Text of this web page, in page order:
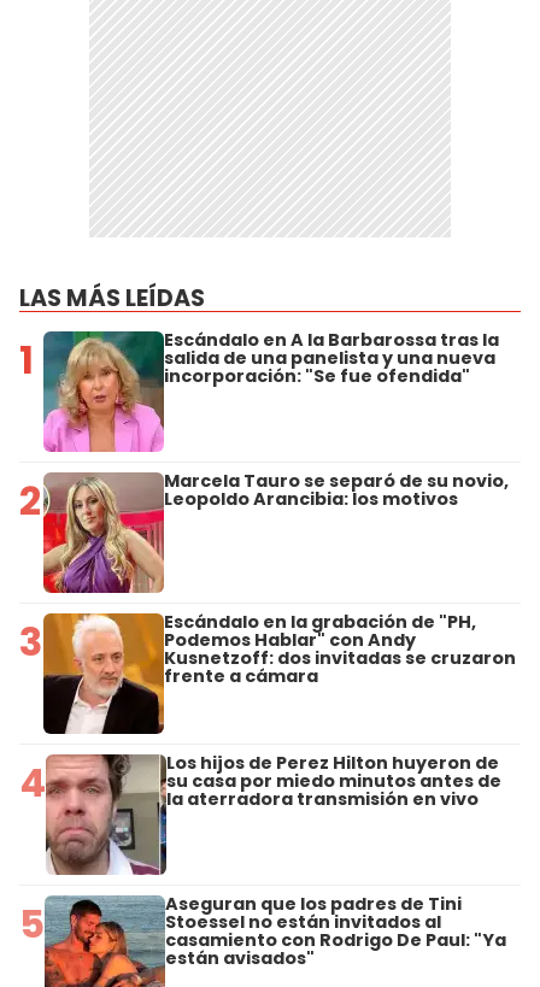
LAS MÁS LEÍDAS
1 Escándalo en A la Barbarossa tras la
salida de una panelista y una nueva
incorporación: "Se fue ofendida"
2 Marcela Tauro se separó de su novio,
Leopoldo Arancibia: los motivos
3 Escándalo en la grabación de "PH,
Podemos Hablar" con Andy
Kusnetzoff: dos invitadas se cruzaron
frente a cámara
4 Los hijos de Perez Hilton huyeron de
su casa por miedo minutos antes de
la aterradora transmisión en vivo
5 Aseguran que los padres de Tini
Stoessel no están invitados al
casamiento con Rodrigo De Paul: "Ya
están avisados"